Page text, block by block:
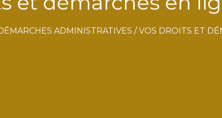
ADMINISTRATIVES /VOS DROITS ET